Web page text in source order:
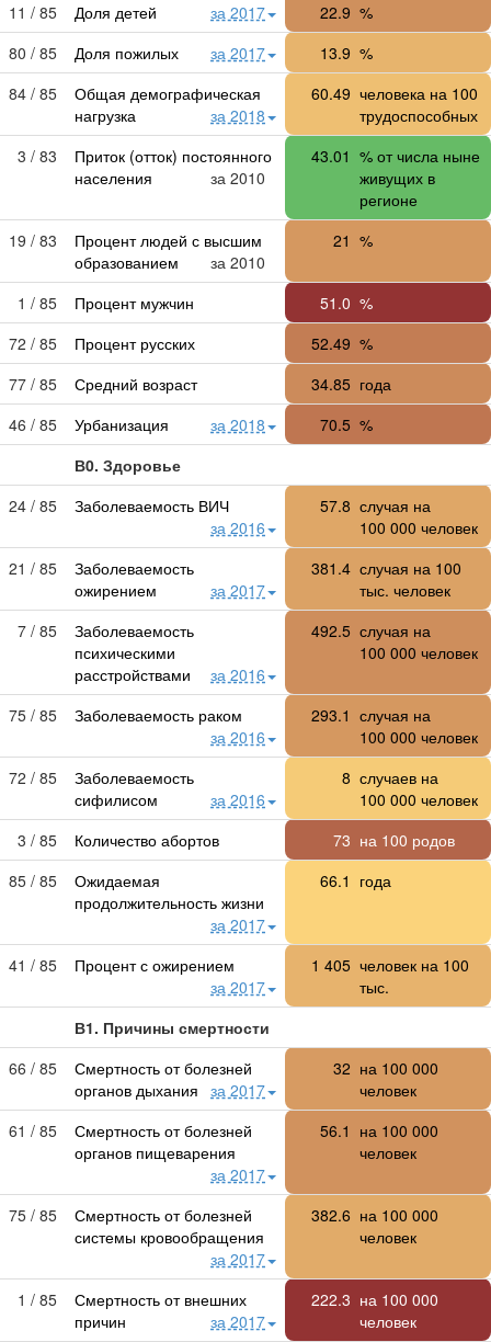
11 / 85
Доля детей за 2017 22.9 %
80 / 85
Доля пожилых за 2017 13.9 %
84 / 85
Общая демографическая
нагрузка
за 2018
60.49 человека на 100
трудоспособных
3 / 83
Приток (отток) постоянного
населения
за 2010
43.01 % от числа ныне
живущих в
регионе
19 / 83
Процент людей с высшим
образованием
за 2010
21 %
1 / 85 Процент мужчин 51.0 %
72 / 85
Процент русских 52.49 %
77 / 85
Средний возраст 34.85 года
46 / 85
Урбанизация за 2018 70.5 %
В0. Здоровье
24 / 85
Заболеваемость ВИЧ
за 2016
57.8 случая на
100 000 человек
21 / 85
Заболеваемость
ожирением
за 2017
381.4 случая на 100
тыс. человек
7 / 85
Заболеваемость
психическими
расстройствами
за 2016
492.5 случая на
100 000 человек
75 / 85
Заболеваемость раком
за 2016
293.1 случая на
100 000 человек
72 / 85
Заболеваемость
сифилисом
за 2016
8 случаев на
100 000 человек
3 / 85
Количество абортов 73 на 100 родов
85 / 85
Ожидаемая
продолжительность жизни
за 2017
66.1 года
41 / 85
Процент с ожирением
за 2017
1 405 человек на 100
тыс.
В1. Причины смертности
66 / 85
Смертность от болезней
органов дыхания за 2017
32 на 100 000
человек
61 / 85
Смертность от болезней
органов пищеварения
за 2017
56.1 на 100 000
человек
75 / 85
Смертность от болезней
системы кровообращения
за 2017
382.6 на 100 000
человек
1 / 85
Смертность от внешних
причин
за 2017
222.3 на 100 000
человек